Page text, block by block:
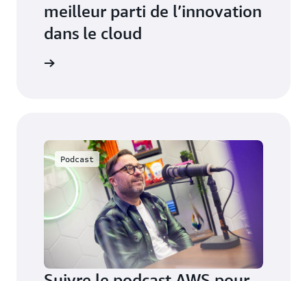
meilleur parti de l’innovation
dans le cloud
Podcast